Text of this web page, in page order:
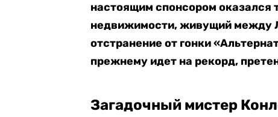
настоящим спонсором оказался
недвижимости, живущий между
отстранение от гонки
прежнему идет на рекорд,
Загадочный мистер